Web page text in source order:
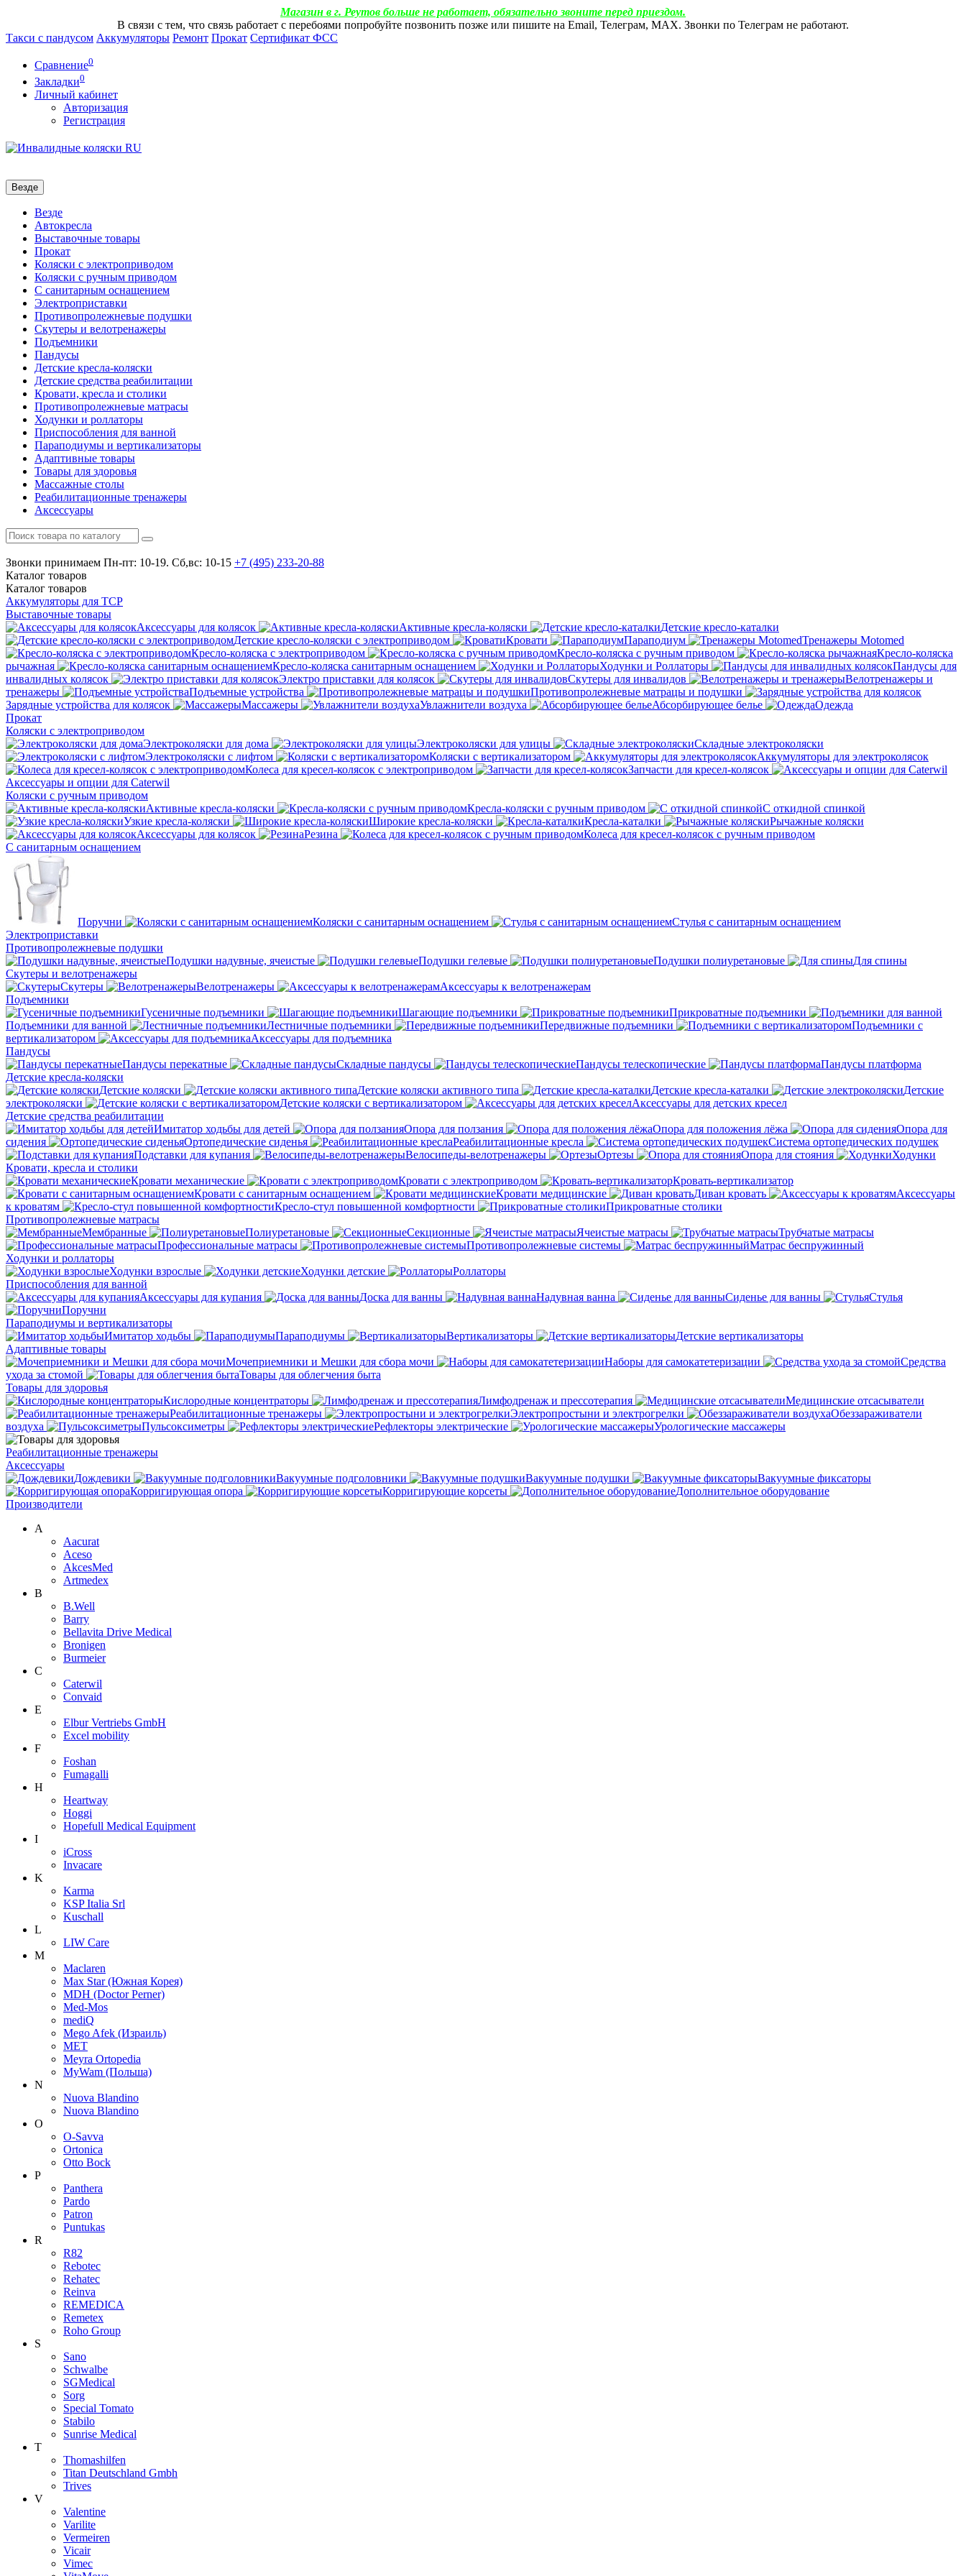
Магазин в г. Реутов больше не работает, обязательно звоните перед приездом.
В связи с тем, что связь работает с перебоями попробуйте позвонить позже или пишите на Email, Телеграм, МАХ. Звонки по Телеграм не работают.
Такси с пандусом Аккумуляторы Ремонт Прокат Сертификат ФСС
Сравнение0
Закладки0
Личный кабинет
Авторизация
Регистрация
Везде
Везде
Автокресла
Выставочные товары
Прокат
Коляски с электроприводом
Коляски с ручным приводом
С санитарным оснащением
Электроприставки
Противопролежневые подушки
Скутеры и велотренажеры
Подъемники
Пандусы
Детские кресла-коляски
Детские средства реабилитации
Кровати, кресла и столики
Противопролежневые матрасы
Ходунки и роллаторы
Приспособления для ванной
Параподиумы и вертикализаторы
Адаптивные товары
Товары для здоровья
Массажные столы
Реабилитационные тренажеры
Аксессуары
Звонки принимаем Пн-пт: 10-19. Сб,вс: 10-15 +7 (495) 233-20-88
Каталог товаров
Каталог товаров
Аккумуляторы для ТСР
Выставочные товары
Аксессуары для колясок
Активные кресла-коляски
Детские кресло-каталки
Детские кресло-коляски с электроприводом
Кровати Параподиум
Тренажеры Motomed
Кресло-коляска с электроприводом
Кресло-коляска с ручным приводом
Кресло-коляска
рычажная
Кресло-коляска санитарным оснащением Ходунки и Роллаторы
Пандусы для
инвалидных колясок
Электро приставки для колясок Скутеры для инвалидов
Велотренажеры и
тренажеры
Подъемные устройства
Противопролежневые матрацы и подушки
Зарядные устройства для колясок
Массажеры Увлажнители воздуха Абсорбирующее белье
Одежда
Прокат
Коляски с электроприводом
Электроколяски для дома
Электроколяски для улицы
Складные электроколяски
Электроколяски с лифтом
Коляски с вертикализатором
Аккумуляторы для электроколясок
Колеса для кресел-колясок с электроприводом
Запчасти для кресел-колясок
Аксессуары и опции для Caterwil
Коляски с ручным приводом
Активные кресла-коляски
Кресла-коляски с ручным приводом
С откидной спинкой
Узкие кресла-коляски
Широкие кресла-коляски Кресла-каталки
Рычажные коляски
Аксессуары для колясок
Резина
Колеса для кресел-колясок с ручным приводом
С санитарным оснащением
Поручни Коляски с санитарным оснащением
Стулья с санитарным оснащением
Электроприставки
Противопролежневые подушки
Подушки надувные, ячеистые
Подушки гелевые Подушки полиуретановые
Для спины
Скутеры и велотренажеры
Скутеры
Велотренажеры
Аксессуары к велотренажерам
Подъемники
Гусеничные подъемники
Шагающие подъемники
Прикроватные подъемники
Подъемники для ванной
Лестничные подъемники Передвижные подъемники
Подъемники с
вертикализатором
Аксессуары для подъемника
Пандусы
Пандусы перекатные
Складные пандусы Пандусы телескопические
Пандусы платформа
Детские кресла-коляски
Детские коляски
Детские коляски активного типа Детские кресла-каталки
Детские
электроколяски
Детские коляски с вертикализатором
Аксессуары для детских кресел
Детские средства реабилитации
Имитатор ходьбы для детей
Опора для ползания Опора для положения лёжа
Опора для
сидения
Ортопедические сиденья Реабилитационные кресла
Система ортопедических подушек
Подставки для купания
Велосипеды-велотренажеры Ортезы Опора для стояния
Ходунки
Кровати, кресла и столики
Кровати механические
Кровати с электроприводом
Кровать-вертикализатор
Кровати с санитарным оснащением
Кровати медицинские Диван кровать
Аксессуары
к кроватям
Кресло-стул повышенной комфортности
Прикроватные столики
Противопролежневые матрасы
Мембранные
Полиуретановые Секционные Ячеистые матрасы
Трубчатые матрасы
Профессиональные матрасы
Противопролежневые системы
Матрас беспружинный
Ходунки и роллаторы
Ходунки взрослые
Ходунки детские
Роллаторы
Приспособления для ванной
Аксессуары для купания
Доска для ванны Надувная ванна Сиденье для ванны
Стулья
Поручни
Параподиумы и вертикализаторы
Имитатор ходьбы
Параподиумы Вертикализаторы
Детские вертикализаторы
Адаптивные товары
Мочеприемники и Мешки для сбора мочи
Наборы для самокатетеризации
Средства
ухода за стомой
Товары для облегчения быта
Товары для здоровья
Кислородные концентраторы
Лимфодренаж и прессотерапия
Медицинские отсасыватели
Реабилитационные тренажеры
Электропростыни и электрогрелки
Обеззараживатели
воздуха
Пульсоксиметры Рефлекторы электрические Урологические массажеры
Реабилитационные тренажеры
Аксессуары
Дождевики
Вакуумные подголовники Вакуумные подушки
Вакуумные фиксаторы
Корригирующая опора
Корригирующие корсеты
Дополнительное оборудование
Производители
A
Aacurat
Aceso
AkcesMed
Artmedex
B
B.Well
Barry
Bellavita Drive Medical
Bronigen
Burmeier
C
Caterwil
Convaid
E
Elbur Vertriebs GmbH
Excel mobility
F
Foshan
Fumagalli
H
Heartway
Hoggi
Hopefull Medical Equipment
I
iCross
Invacare
K
Karma
KSP Italia Srl
Kuschall
L
LIW Care
M
Maclaren
Max Star (Южная Корея)
MDH (Doctor Perner)
Med-Mos
mediQ
Mego Afek (Израиль)
MET
Meyra Ortopedia
MyWam (Польша)
N
Nuova Blandino
Nuova Blandino
O
O-Savva
Ortonica
Otto Bock
P
Panthera
Pardo
Patron
Puntukas
R
R82
Rebotec
Rehatec
Reinva
REMEDICA
Remetex
Roho Group
S
Sano
Schwalbe
SGMedical
Sorg
Special Tomato
Stabilo
Sunrise Medical
T
Thomashilfen
Titan Deutschland Gmbh
Trives
V
Valentine
Varilite
Vermeiren
Vicair
Vimec